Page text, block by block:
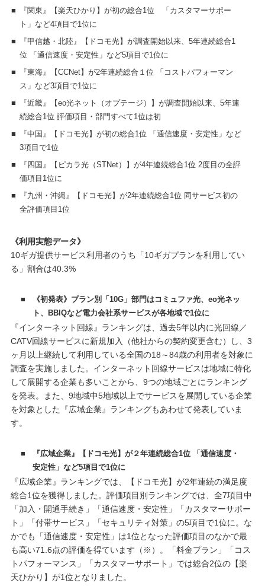
■
『関東』【楽天ひかり】が初の総合1位 「カスタマーサポー
ト」など4項目で1位に
■
『甲信越・北陸』【ドコモ光】が調査開始以来、5年連続総合1
位 「通信速度・安定性」など5項目で1位に
■
『東海』【CCNet】が2年連続総合１位 「コストパフォーマン
ス」など3項目で1位に
■
『近畿』【eo光ネット（オプテージ）】が調査開始以来、5年連
続総合1位 評価項目・部門すべて1位は初
■
『中国』【ドコモ光】が初の総合1位 「通信速度・安定性」など
3項目で1位
■
『四国』【ピカラ光（STNet）】が4年連続総合1位 2度目の全評
価項目1位に
■
『九州・沖縄』【ドコモ光】が2年連続総合1位 同サービス初の
全評価項目1位
《利用実態データ》
10ギガ提供サービス利用者のうち「10ギガプランを利用してい
る」割合は40.3%
■
《初発表》プラン別「10G」部門はコミュファ光、eo光ネッ
ト、BBIQなど電力会社系サービスが各地域で1位に
『インターネット回線』ランキングは、過去5年以内に光回線／
CATV回線サービスに新規加入（他社からの契約変更含む）し、3
ヶ月以上継続して利用している全国の18～84歳の利用者を対象に
調査を実施しました。インターネット回線サービスは地域に特化
して展開する企業も多いことから、9つの地域ごとにランキング
を発表。また、9地域中5地域以上でサービスを展開している企業
を対象とした『広域企業』ランキングもあわせて発表していま
す。
■
『広域企業』【ドコモ光】が２年連続総合1位 「通信速度・
安定性」など5項目で1位に
『広域企業』ランキングでは、【ドコモ光】が2年連続の満足度
総合1位を獲得しました。評価項目別ランキングでは、全7項目中
「加入・開通手続き」「通信速度・安定性」「カスタマーサポー
ト」「付帯サービス」「セキュリティ対策」の5項目で1位に。な
かでも「通信速度・安定性」は1位となった評価項目のなかで最
も高い71.6点の評価を得ています（※）。「料金プラン」「コス
トパフォーマンス」「カスタマーサポート」では総合2位の【楽
天ひかり】が1位となりました。